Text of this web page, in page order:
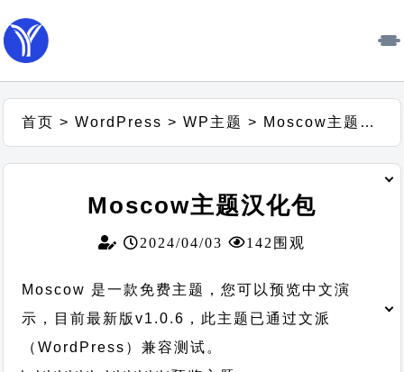
首页 >WordPress >WP主题 > Moscow主题汉化包
Moscow主题汉化包
2024/04/03 142围观
Moscow 是一款免费主题，您可以预览中文演
示，目前最新版v1.0.6，此主题已通过文派
（WordPress）兼容测试。